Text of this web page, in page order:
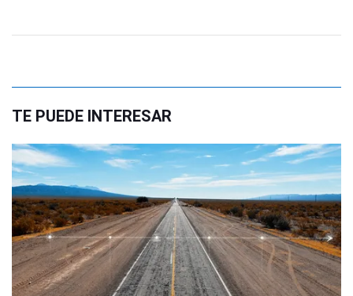
TE PUEDE INTERESAR